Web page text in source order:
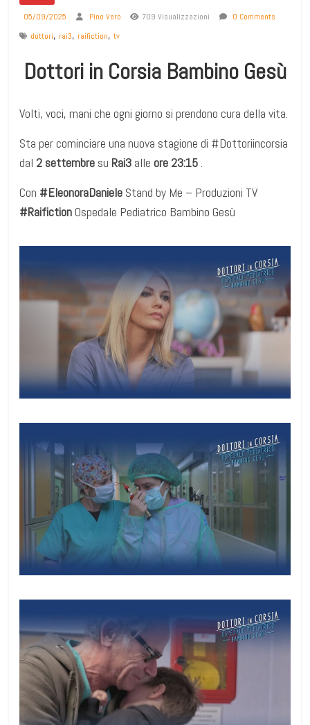
05/09/2025
Pino Vero 709 Visualizzazioni
0 Comments
dottori, rai3, raifiction,tv
Dottori in Corsia Bambino Gesù
Volti, voci, mani che ogni giorno si prendono cura della vita.
Sta per cominciare una nuova stagione di #Dottoriincorsia
dal 2 settembre suRai3 alleore 23:15.
Con #EleonoraDaniele Stand by Me – Produzioni TV
#RaifictionOspedale Pediatrico Bambino Gesù